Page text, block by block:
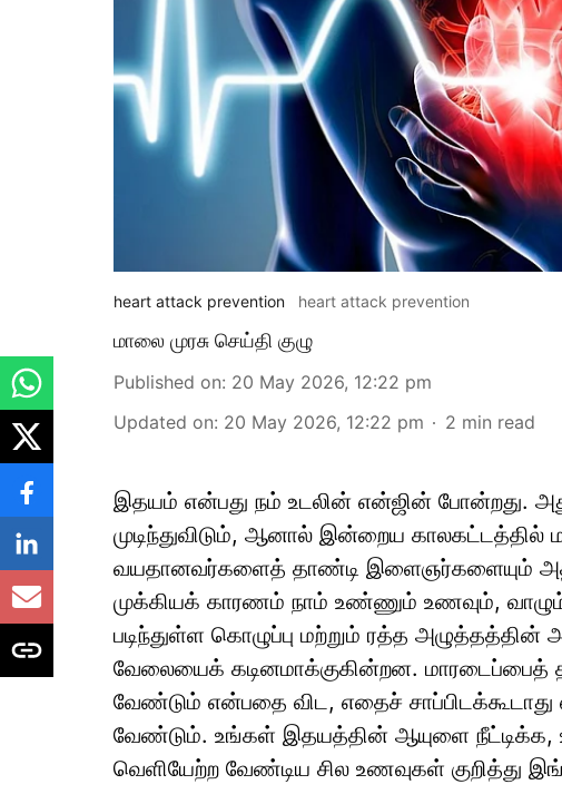
heart attack prevention heart attack prevention
மாலை முரசு செய்தி குழு
Published on: 20 May 2026, 12:22 pm
Updated on: 20 May 2026, 12:22 pm 2 min read
இதயம் என்பது நம் உடலின் என்ஜின் போன்றது.
முடிந்துவிடும், ஆனால் இன்றைய
வயதானவர்களைத் தாண்டி இளைஞர்களையும்
முக்கியக் காரணம் நாம் உண்ணும் உணவும்,
படிந்துள்ள கொழுப்பு மற்றும் ரத்த
வேலையைக் கடினமாக்குகின்றன. மாரடைப்பைத்
வேண்டும் என்பதை விட, எதைச்
வேண்டும். உங்கள் இதயத்தின் ஆயுளை நீட்டிக்க,
வெளியேற்ற வேண்டிய சில உணவுகள் குறித்து